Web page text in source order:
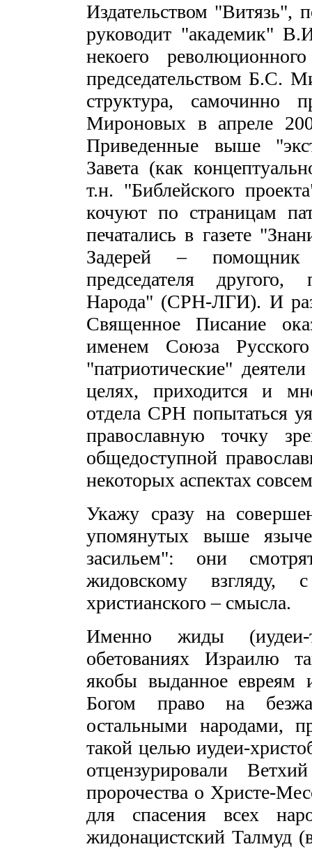
Издательством "Витязь",
руководит "академик"
некоего
председательством Б.С.
структура, самочинно
Мироновых в апреле
Приведенные выше
Завета (как
т.н. "Библейского
кочуют по страницам
печатались в газете
Задерей – помощник
председателя
Народа" (СРН-ЛГИ). И раз
Священное Писание
именем Союза
"патриотические"
целях, приходится и
отдела СРН попытаться
православную точку
общедоступной
некоторых аспектах
Укажу сразу на
упомянутых выше
засильем": они
жидовскому взгляду,
христианского – смысла.
Именно жиды
обетованиях Израилю
якобы выданное евреям
Богом право на
остальными народами,
такой целью иудеи-
отцензурировали
пророчества о Христе-
для спасения всех
жидонацистский Талмуд